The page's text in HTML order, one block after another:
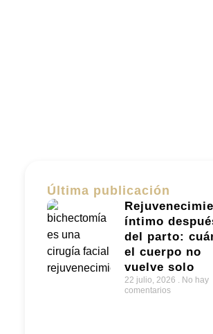
Última publicación
íntimo
del parto:
el cuerpo no
vuelve solo
22 julio, 2026
No hay
comentarios